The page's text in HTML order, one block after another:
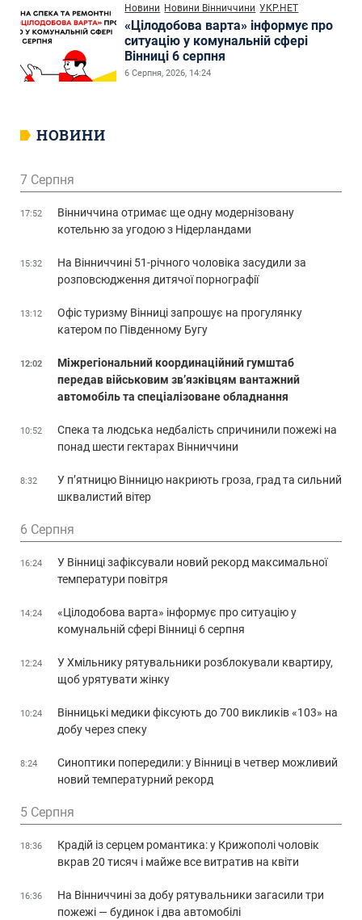
Новини Новини Вінниччини УКР.НЕТ
«Цілодобова варта» інформує про
ситуацію у комунальній сфері
Вінниці 6 серпня
6 Серпня, 2026, 14:24
НОВИНИ
7 Серпня
17:52
Вінниччина отримає ще одну модернізовану
котельню за угодою з Нідерландами
15:32
На Вінниччині 51-річного чоловіка засудили за
розповсюдження дитячої порнографії
13:12
Офіс туризму Вінниці запрошує на прогулянку
катером по Південному Бугу
12:02
Міжрегіональний координаційний гумштаб
передав військовим зв’язківцям вантажний
автомобіль та спеціалізоване обладнання
10:52
Спека та людська недбалість спричинили пожежі на
понад шести гектарах Вінниччини
8:32
У п’ятницю Вінницю накриють гроза, град та сильний
шквалистий вітер
6 Серпня
16:24
У Вінниці зафіксували новий рекорд максимальної
температури повітря
14:24
«Цілодобова варта» інформує про ситуацію у
комунальній сфері Вінниці 6 серпня
12:24
У Хмільнику рятувальники розблокували квартиру,
щоб урятувати жінку
10:24
Вінницькі медики фіксують до 700 викликів «103» на
добу через спеку
8:24
Синоптики попередили: у Вінниці в четвер можливий
новий температурний рекорд
5 Серпня
18:36
Крадій із серцем романтика: у Крижополі чоловік
вкрав 20 тисяч і майже все витратив на квіти
16:36
На Вінниччині за добу рятувальники загасили три
пожежі — будинок і два автомобілі